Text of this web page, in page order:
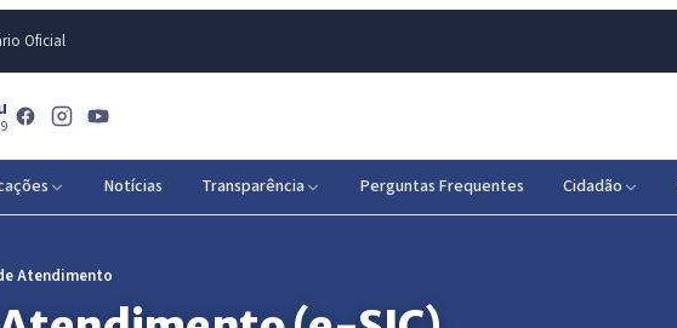
Oficial
Notícias Transparência Perguntas Frequentes Cidadão
Atendimento